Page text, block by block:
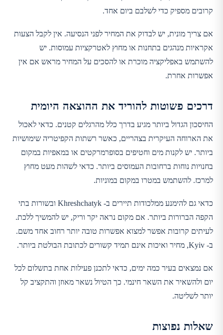
קרובים מספיק כדי לשלבם ביום אחד.
אם צריך מונית, יש לבדוק את המחיר לפני הנסיעה. אין לקבל הצעות
אקראיות מנהגים בתחנות או מחוץ לאטרקציות עמוסות. יש
להשתמש באפליקציה מוכרת או להסכים על המחיר מראש אם אין
אפשרות אחרת.
דרכים פשוטות להוריד את ההוצאה היומית
החיסכון הגדול ביותר מגיע בדרך כלל מהרגלים קטנים. כדאי לאכול
את הארוחה העיקרית בצהריים, כאשר רשתות הקפיטריה שימושיות
ביותר. יש לקנות מים וחטיפים בסופרמרקטים או במאפיות במקום
בחנויות נוחות ברחובות העמוסים ביותר. כדאי לשהות מעט מחוץ
למרכז. להשתמש במטרו במקום במוניות.
כדאי גם להימנע ממלכודות תיירים ב- Khreshchatyk ובשורות בתי
הקפה הברורות ביותר. אם מקום נראה יקר וריק, יש להמשיך ללכת.
לעיתים קרובות אפשר למצוא אפשרות טובה יותר רחוב אחד משם.
ב- Kyiv, מחיר ואיכות אינם תמיד קשורים לכתובת הבולטת ביותר.
אם נמצאים בעיר כמה ימים, כדאי לתכנן פעילות אחת בתשלום לכל
יום ולהשאיר את השאר חינמי. כך הטיול נשאר מאוזן והתקציב קל
יותר לשליטה.
שאלות נפוצות